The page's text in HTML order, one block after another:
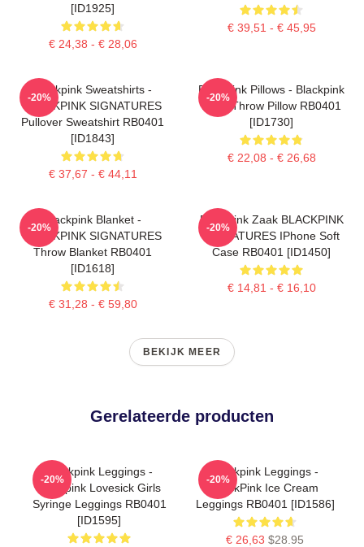
[ID1925]
€ 24,38 - € 28,06
€ 39,51 - € 45,95
Blackpink Sweatshirts -
BLACKPINK SIGNATURES
Pullover Sweatshirt RB0401
[ID1843]
€ 37,67 - € 44,11
-20%
Blackpink Pillows - Blackpink
Rosé Throw Pillow RB0401
[ID1730]
€ 22,08 - € 26,68
-20%
Blackpink Blanket -
BLACKPINK SIGNATURES
Throw Blanket RB0401
[ID1618]
€ 31,28 - € 59,80
-20%
Blackpink Zaak BLACKPINK
SIGNATURES IPhone Soft
Case RB0401 [ID1450]
€ 14,81 - € 16,10
-20%
BEKIJK MEER
Gerelateerde producten
Blackpink Leggings -
Blackpink Lovesick Girls
Syringe Leggings RB0401
[ID1595]
-20%
Blackpink Leggings -
BlackPink Ice Cream
Leggings RB0401 [ID1586]
€ 26,63 $28.95
-20%